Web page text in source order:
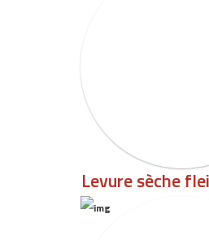
Levure sèche